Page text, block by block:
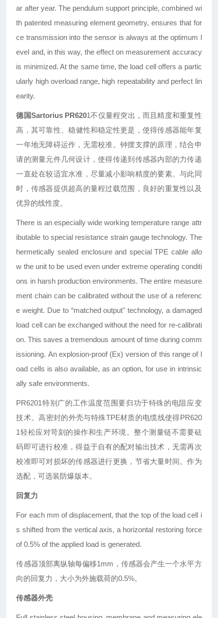
ar after year. The pendulum support principle, combined wi
th patented measuring element geometry, ensures that for
ce transmission into the sensor is always at the optimum l
evel and, in this way, the effect on measurement accuracy
is minimized. At the same time, the load cell offers a partic
ularly high overload range, high repeatability and perfect lin
earity.
德国SartoriusPR6201不仅量程突出 ， 而且精度和重复性
高 ， 其可靠性 、稳健性和稳定性更是，使得传感器能年复
一年地无障碍运作，无需校准。钟摆支撑的原理，结合申
请的测量元件几何设计，使得传递到传感器内部的力传递
一直处在较适宜水准，尽量减小影响精度的要素。与此同
时，传感器提供超高的量程过载范围，良好的重复性以及
优异的线性度。
There is an especially wide working temperature range attr
ibutable to special resistance strain gauge technology. The
hermetically sealed enclosure and special TPE cable allo
w the unit to be used even under extreme operating conditi
ons in harsh production environments. The entire measure
ment chain can be calibrated without the use of a referenc
e weight. Due to “matched output" technology, a damaged
load cell can be exchanged without the need for re-calibrati
on. This saves a tremendous amount of time during comm
issioning. An explosion-proof (Ex) version of this range of l
oad cells is also available, as an option, for use in intrinsic
ally safe environments.
PR6201特别广的工作温度范围要归功于特殊的电阻应变
技术。高密封的外壳与特殊TPE材质的电缆线使得PR620
1轻松应对苛刻的操作和生产环境。整个测量链不需要砝
码即可进行校准，得益于自有的配对输出技术，无需再次
校准即可对损坏的传感器进行更换，节省大量时间。作为
选配，可选装防爆版本。
回复力
For each mm of displacement, that the top of the load cell i
s shifted from the vertical axis, a horizontal restoring force
of 0.5% of the applied load is generated.
传感器顶部离纵轴每偏移1mm，传感器会产生一个水平方
向的回复力，大小为外施载荷的0.5%。
传感器外壳